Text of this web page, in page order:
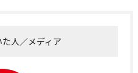
人／メディア